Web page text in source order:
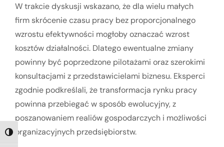
TOGGLE HIGH CONTRAST
W trakcie dyskusji wskazano, że dla wielu małych
firm skrócenie czasu pracy bez proporcjonalnego
wzrostu efektywności mogłoby oznaczać wzrost
kosztów działalności. Dlatego ewentualne zmiany
powinny być poprzedzone pilotażami oraz szerokimi
konsultacjami z przedstawicielami biznesu. Eksperci
zgodnie podkreślali, że transformacja rynku pracy
powinna przebiegać w sposób ewolucyjny, z
poszanowaniem realiów gospodarczych i możliwości
organizacyjnych przedsiębiorstw.